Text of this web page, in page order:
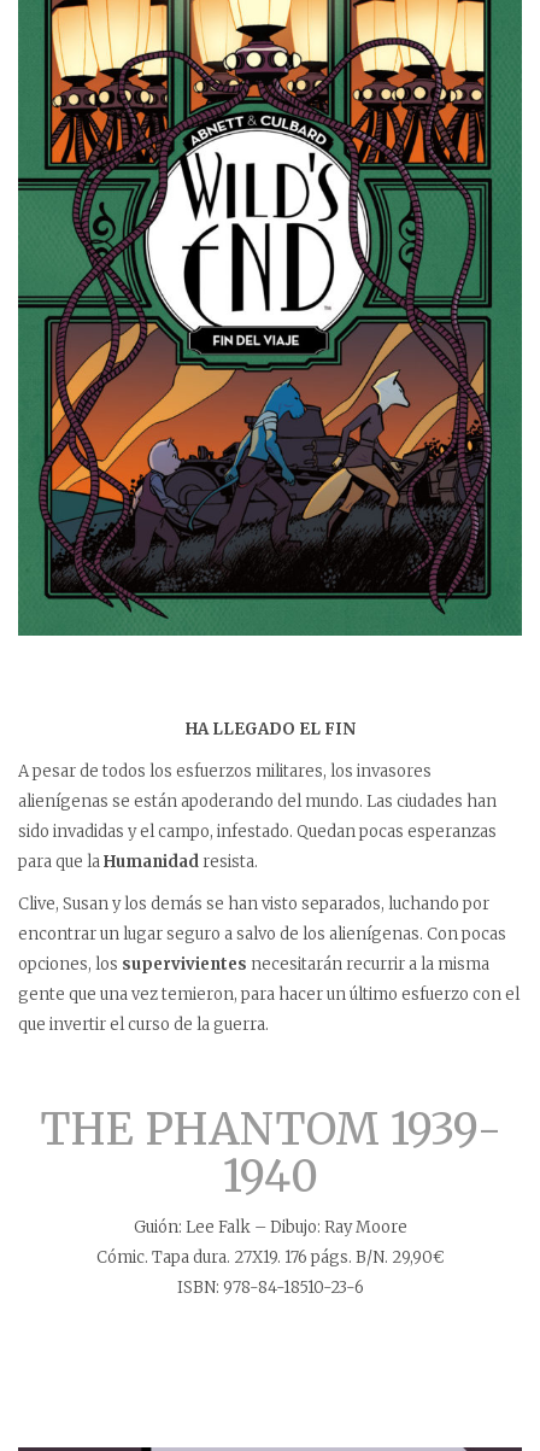
HA LLEGADO EL FIN
A pesar de todos los esfuerzos militares, los invasores
alienígenas se están apoderando del mundo. Las ciudades han
sido invadidas y el campo, infestado. Quedan pocas esperanzas
para que laHumanidadresista.
Clive, Susan y los demás se han visto separados, luchando por
encontrar un lugar seguro a salvo de los alienígenas. Con pocas
opciones, los supervivientes necesitarán recurrir a la misma
gente que una vez temieron, para hacer un último esfuerzo con el
que invertir el curso de la guerra.
THE PHANTOM 1939-
1940
Guión: Lee Falk – Dibujo: Ray Moore
Cómic. Tapa dura. 27X19. 176 págs. B/N. 29,90€
ISBN: 978-84-18510-23-6